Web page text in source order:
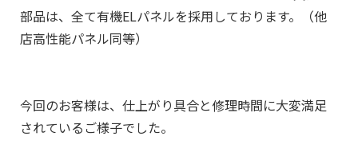
部品は、全て有機ELパネルを採用しております。（他
店高性能パネル同等）
今回のお客様は、仕上がり具合と修理時間に大変満足
されているご様子でした。